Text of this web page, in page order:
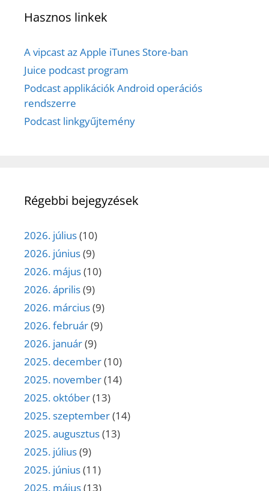
Hasznos linkek
A vipcast az Apple iTunes Store-ban
Juice podcast program
Podcast applikációk Android operációs
rendszerre
Podcast linkgyűjtemény
Régebbi bejegyzések
2026. július(10)
2026. június(9)
2026. május(10)
2026. április(9)
2026. március(9)
2026. február(9)
2026. január(9)
2025. december(10)
2025. november(14)
2025. október(13)
2025. szeptember(14)
2025. augusztus(13)
2025. július(9)
2025. június(11)
2025. május(13)